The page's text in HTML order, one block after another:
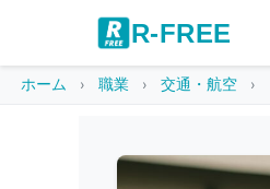
R-FREE
ホーム 職業 交通・航空